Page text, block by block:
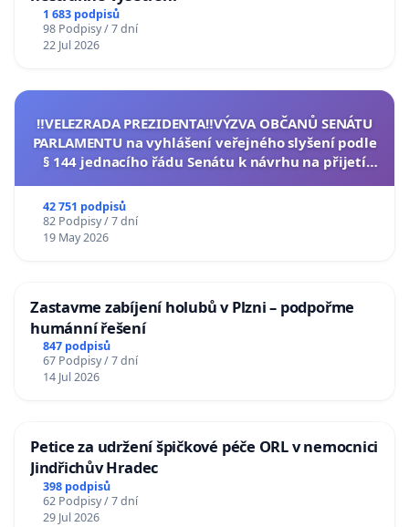
1 683 podpisů
98 Podpisy / 7 dní
22 Jul 2026
‼️VELEZRADA PREZIDENTA‼️VÝZVA OBČANŮ SENÁTU
PARLAMENTU na vyhlášení veřejného slyšení podle
§ 144 jednacího řádu Senátu k návrhu na přijetí
42 751 podpisů
82 Podpisy / 7 dní
19 May 2026
Zastavme zabíjení holubů v Plzni – podpořme
humánní řešení
847 podpisů
67 Podpisy / 7 dní
14 Jul 2026
Petice za udržení špičkové péče ORL v nemocnici
Jindřichův Hradec
398 podpisů
62 Podpisy / 7 dní
29 Jul 2026